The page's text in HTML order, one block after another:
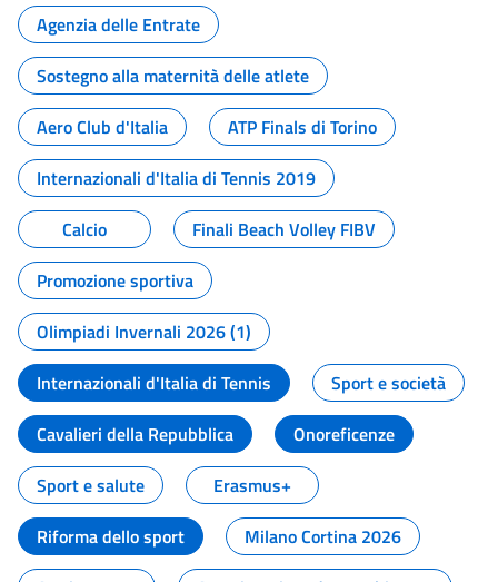
Agenzia delle Entrate
Sostegno alla maternità delle atlete
Aero Club d'Italia
ATP Finals di Torino
Internazionali d'Italia di Tennis 2019
Calcio
Finali Beach Volley FIBV
Promozione sportiva
Olimpiadi Invernali 2026 (1)
Internazionali d'Italia di Tennis
Sport e società
Cavalieri della Repubblica
Onoreficenze
Sport e salute
Erasmus+
Riforma dello sport
Milano Cortina 2026